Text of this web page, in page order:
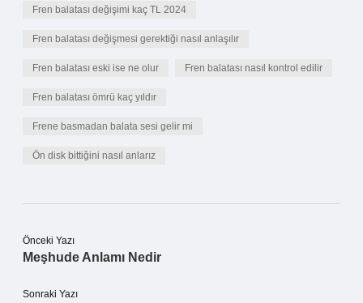
Fren balatası değişimi kaç TL 2024
Fren balatası değişmesi gerektiği nasıl anlaşılır
Fren balatası eski ise ne olur Fren balatası nasıl kontrol edilir
Fren balatası ömrü kaç yıldır
Frene basmadan balata sesi gelir mi
Ön disk bittiğini nasıl anlarız
Önceki Yazı
Meşhude Anlamı Nedir
Sonraki Yazı